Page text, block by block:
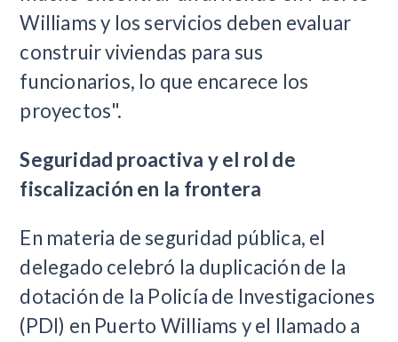
Williams y los servicios deben evaluar
construir viviendas para sus
funcionarios, lo que encarece los
proyectos".
Seguridad proactiva y el rol de
fiscalización en la frontera
En materia de seguridad pública, el
delegado celebró la duplicación de la
dotación de la Policía de Investigaciones
(PDI) en Puerto Williams y el llamado a